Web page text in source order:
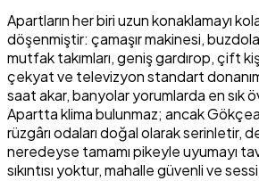
Apartların her biri uzun konaklamayı
döşenmiştir: çamaşır makinesi,
mutfak takımları, geniş gardırop, çift
çekyat ve televizyon standart
saat akar, banyolar yorumlarda en sık
Apartta klima bulunmaz; ancak
rüzgârı odaları doğal olarak serinletir,
neredeyse tamamı pikeyle uyumayı
sıkıntısı yoktur, mahalle güvenli ve